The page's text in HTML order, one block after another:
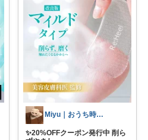
Miyu｜おうち時間の小さな幸せ🌸
✨20%OFFクーポン発行中 削ら